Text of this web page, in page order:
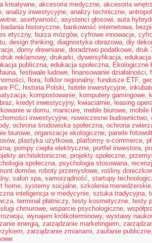
kreatywne, akcesoria medyczne, akcesoria
, analizy inwestycyjne, analizy techniczne,
, asertywność, asystenci głosowi, auta
badania historyczne, bankowość internetowa,
etyczny, burza mózgów, cyfrowe innowacje,
, design thinking, diagnostyka obrazowa, diy
, domy drewniane, doradztwo podatkowe, druk
druk reklamowy, drukarki, dywersyfikacja,
publiczna, edukacja społeczna, Ekologiczne
fauna, festiwale ludowe, finansowanie działalności,
, flora, folklor regionalny, fundusze ETF,
PC, historia Polski, hotele inwestycyjne,
, kompostowanie, komputery gamingowe,
, kredyt inwestycyjny, kwiaciarnie, leasing
w domu, manicure, meble biurowe, mobile
inwestycyjne, nowoczesne budownictwo,
, ochrona środowiska społeczna, ochrona
biurowe, organizacje ekologiczne, panele
, plastyka użytkowa, platformy e-commerce,
, pompy ciepła elektryczne, portfel inwestora,
architektoniczne, projekty społeczne,
społeczna, psychologia stosowana,
domów, roboty przemysłowe, rośliny
, salon spa, samorządność, startupy
home, systemy socjalne, szkolenia menedżerskie
inteligencja w medycynie, sztuka tradycyjna,
, terminal płatniczy, testy kosmetyczne, testy
chmurowe, wsparcie psychologiczne,
, wynajem krótkoterminowy, wystawy
energią, zarządzanie marketingiem,
, zarządzanie zmianami, zaufanie publiczne